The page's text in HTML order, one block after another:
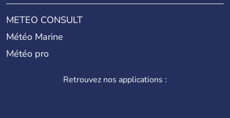
METEO CONSULT
Météo Marine
Météo pro
Retrouvez nos applications :